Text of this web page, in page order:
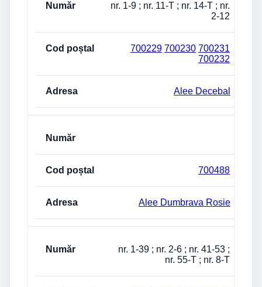
nr. 1-9 ; nr. 11-T ; nr. 14-T ; nr.
2-12
700229 700230 700231
700232
Alee Decebal
700488
Alee Dumbrava Rosie
nr. 1-39 ; nr. 2-6 ; nr. 41-53 ;
nr. 55-T ; nr. 8-T